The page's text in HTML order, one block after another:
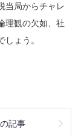
当局からチャレ
理観の欠如、社
ょう。
記事